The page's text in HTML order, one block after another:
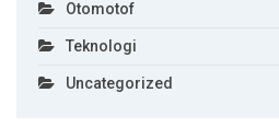
Otomotof
Teknologi
Uncategorized